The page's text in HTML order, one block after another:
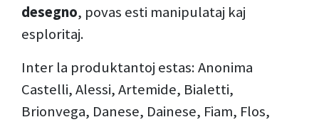
desegno, povas esti manipulataj kaj
esploritaj.
Inter la produktantoj estas: Anonima
Castelli, Alessi, Artemide, Bialetti,
Brionvega, Danese, Dainese, Fiam, Flos,